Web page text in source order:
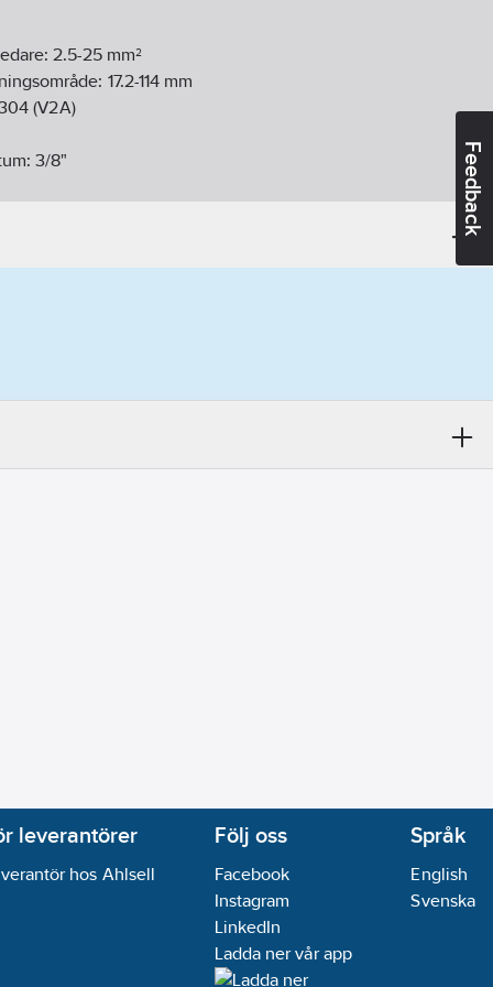
Feedback
2.5-25mm²
17.2-114 mm
(V2A)
3/8"
leverantörer
hos Ahlsell
Följ oss
Facebook
Instagram
LinkedIn
Ladda ner vår app
Språk
English
Svenska